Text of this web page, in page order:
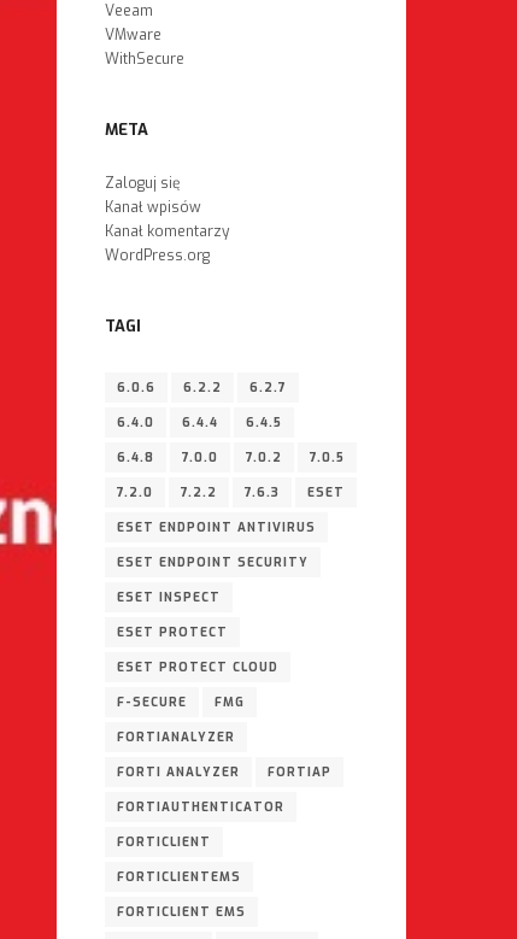
Veeam
VMware
WithSecure
META
Zaloguj się
Kanał wpisów
Kanał komentarzy
WordPress.org
TAGI
6.0.6 6.2.2 6.2.7
6.4.0 6.4.4 6.4.5
6.4.8 7.0.0 7.0.2 7.0.5
7.2.0 7.2.2 7.6.3 ESET
ESET ENDPOINT ANTIVIRUS
ESET ENDPOINT SECURITY
ESET INSPECT
ESET PROTECT
ESET PROTECT CLOUD
F-SECURE FMG
FORTIANALYZER
FORTI ANALYZER FORTIAP
FORTIAUTHENTICATOR
FORTICLIENT
FORTICLIENTEMS
FORTICLIENT EMS